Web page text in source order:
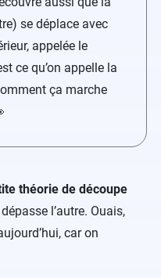
se déplace avec
appelée le
ce qu’on appelle la
ça marche
théorie de découpe
l’autre. Ouais,
car on